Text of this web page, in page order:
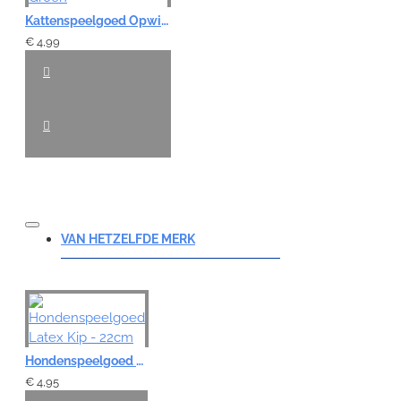
Kattenspeelgoed Opwindbaar - Rups Groen
€ 4,99
VAN HETZELFDE MERK
Hondenspeelgoed Latex Kip - 22cm
€ 4,95